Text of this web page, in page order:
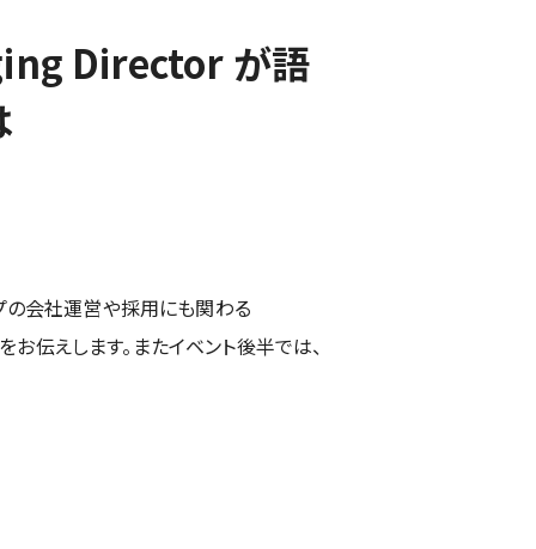
Director が語
の会社運営や採用にも関わる
伝えします。またイベント後半では、